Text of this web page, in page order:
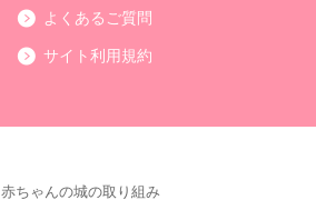
よくあるご質問
サイト利用規約
赤ちゃんの城の取り組み